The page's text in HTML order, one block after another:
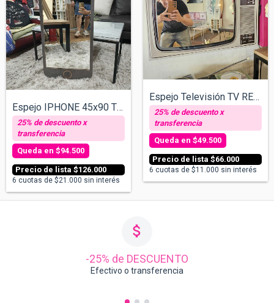
Espejo IPHONE 45x90 TEXTURIZADO
$126.000
$94.500
6 cuotas de $21.000 sin interés
Espejo Televisión TV RETRO
$66.000
$49.500
6 cuotas de $11.000 sin interés
-25% de DESCUENTO
Efectivo o transferencia